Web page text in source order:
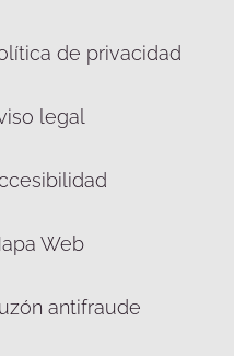
de privacidad
legal
Web
antifraude